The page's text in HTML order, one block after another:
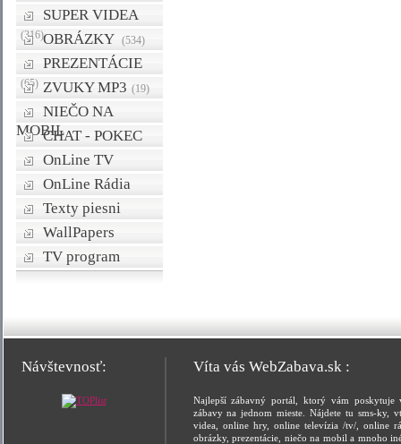
SUPER VIDEA
(316)OBRÁZKY (534)
PREZENTÁCIE
(65) ZVUKY MP3 (19)
NIEČO NA
MOBILCHAT - POKEC
OnLine TV
OnLine Rádia
Texty piesni
WallPapers
TV program
Návštevnosť: Víta vás WebZabava.sk :
Najlepší zábavný portál, ktorý vám poskytuje
zábavy na jednom mieste. Nájdete tu sms-ky,
videa, online hry, online televízia /tv/, online
obrázky, prezentácie, niečo na mobil a mnoho